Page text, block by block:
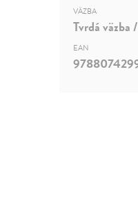
VÄZBA
Tvrdá väzba
EAN